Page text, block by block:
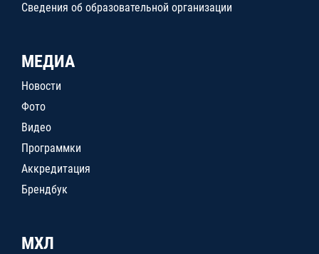
Сведения об образовательной организации
МЕДИА
Новости
Фото
Видео
Программки
Аккредитация
Брендбук
МХЛ